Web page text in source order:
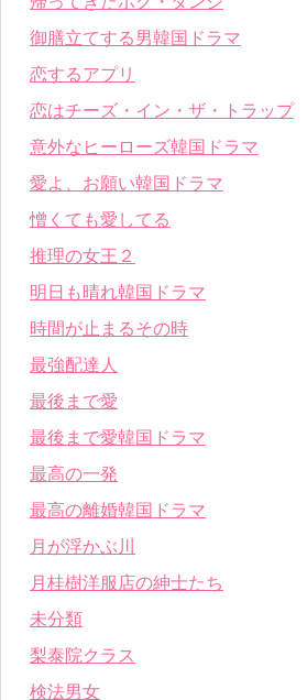
御膳立てする男韓国ドラマ
恋するアプリ
恋はチーズ・イン・ザ・トラップ
意外なヒーローズ韓国ドラマ
愛よ、お願い韓国ドラマ
憎くても愛してる
推理の女王２
明日も晴れ韓国ドラマ
時間が止まるその時
最強配達人
最後まで愛
最後まで愛韓国ドラマ
最高の一発
最高の離婚韓国ドラマ
月が浮かぶ川
月桂樹洋服店の紳士たち
未分類
梨泰院クラス
検法男女